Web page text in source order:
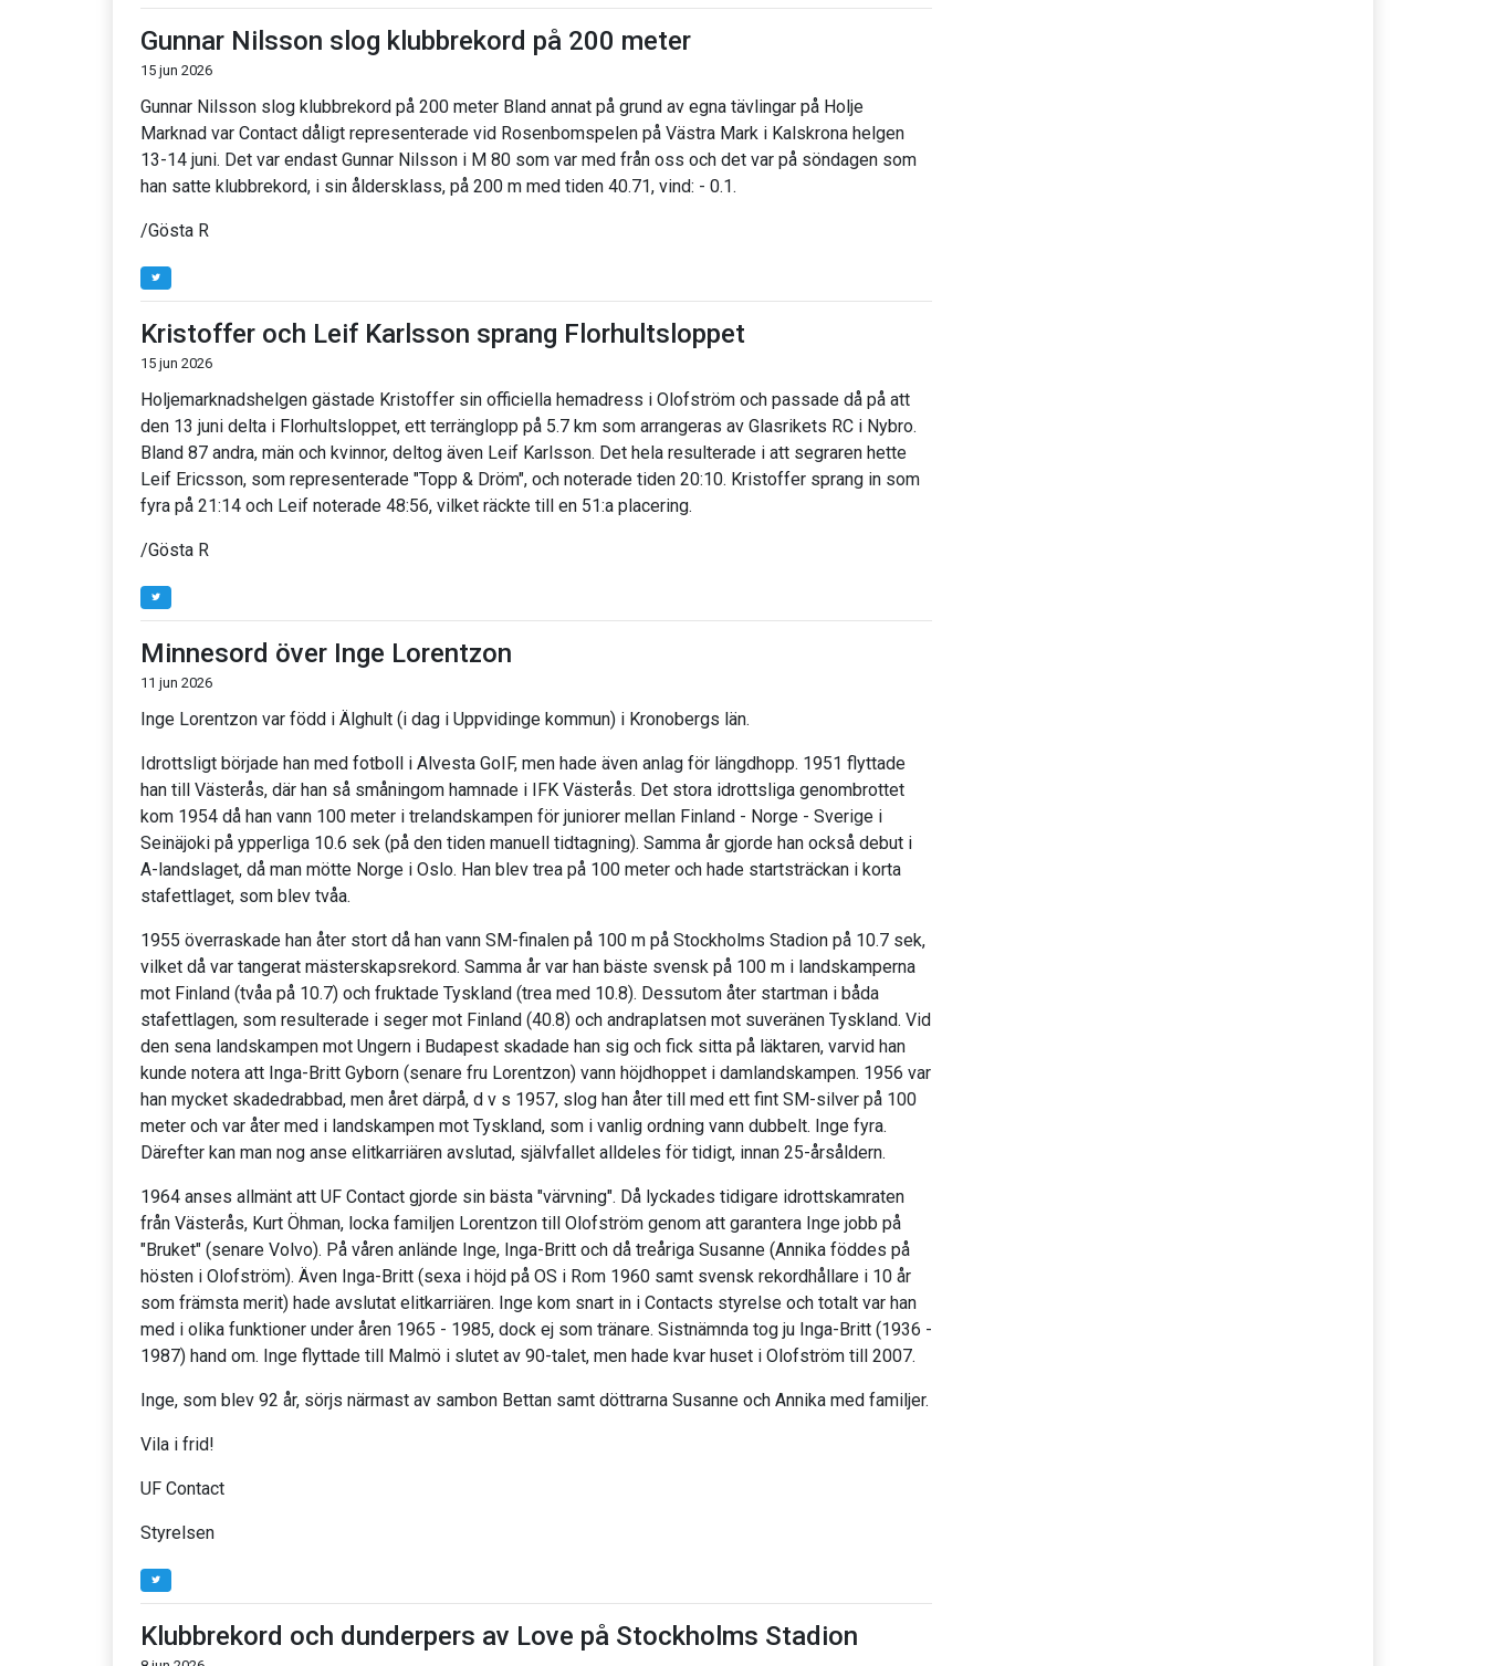
Gunnar Nilsson slog klubbrekord på 200 meter
15 jun 2026
Gunnar Nilsson slog klubbrekord på 200 meter Bland annat på grund av egna tävlingar på Holje
Marknad var Contact dåligt representerade vid Rosenbomspelen på Västra Mark i Kalskrona helgen
13-14 juni. Det var endast Gunnar Nilsson i M 80 som var med från oss och det var på söndagen som
han satte klubbrekord, i sin åldersklass, på 200 m med tiden 40.71, vind: - 0.1.
/Gösta R
Kristoffer och Leif Karlsson sprang Florhultsloppet
15 jun 2026
Holjemarknadshelgen gästade Kristoffer sin officiella hemadress i Olofström och passade då på att
den 13 juni delta i Florhultsloppet, ett terränglopp på 5.7 km som arrangeras av Glasrikets RC i Nybro.
Bland 87 andra, män och kvinnor, deltog även Leif Karlsson. Det hela resulterade i att segraren hette
Leif Ericsson, som representerade "Topp & Dröm", och noterade tiden 20:10. Kristoffer sprang in som
fyra på 21:14 och Leif noterade 48:56, vilket räckte till en 51:a placering.
/Gösta R
Minnesord över Inge Lorentzon
11 jun 2026
Inge Lorentzon var född i Älghult (i dag i Uppvidinge kommun) i Kronobergs län.
Idrottsligt började han med fotboll i Alvesta GoIF, men hade även anlag för längdhopp. 1951 flyttade
han till Västerås, där han så småningom hamnade i IFK Västerås. Det stora idrottsliga genombrottet
kom 1954 då han vann 100 meter i trelandskampen för juniorer mellan Finland - Norge - Sverige i
Seinäjoki på ypperliga 10.6 sek (på den tiden manuell tidtagning). Samma år gjorde han också debut i
A-landslaget, då man mötte Norge i Oslo. Han blev trea på 100 meter och hade startsträckan i korta
stafettlaget, som blev tvåa.
1955 överraskade han åter stort då han vann SM-finalen på 100 m på Stockholms Stadion på 10.7 sek,
vilket då var tangerat mästerskapsrekord. Samma år var han bäste svensk på 100 m i landskamperna
mot Finland (tvåa på 10.7) och fruktade Tyskland (trea med 10.8). Dessutom åter startman i båda
stafettlagen, som resulterade i seger mot Finland (40.8) och andraplatsen mot suveränen Tyskland. Vid
den sena landskampen mot Ungern i Budapest skadade han sig och fick sitta på läktaren, varvid han
kunde notera att Inga-Britt Gyborn (senare fru Lorentzon) vann höjdhoppet i damlandskampen. 1956 var
han mycket skadedrabbad, men året därpå, d v s 1957, slog han åter till med ett fint SM-silver på 100
meter och var åter med i landskampen mot Tyskland, som i vanlig ordning vann dubbelt. Inge fyra.
Därefter kan man nog anse elitkarriären avslutad, självfallet alldeles för tidigt, innan 25-årsåldern.
1964 anses allmänt att UF Contact gjorde sin bästa "värvning". Då lyckades tidigare idrottskamraten
från Västerås, Kurt Öhman, locka familjen Lorentzon till Olofström genom att garantera Inge jobb på
"Bruket" (senare Volvo). På våren anlände Inge, Inga-Britt och då treåriga Susanne (Annika föddes på
hösten i Olofström). Även Inga-Britt (sexa i höjd på OS i Rom 1960 samt svensk rekordhållare i 10 år
som främsta merit) hade avslutat elitkarriären. Inge kom snart in i Contacts styrelse och totalt var han
med i olika funktioner under åren 1965 - 1985, dock ej som tränare. Sistnämnda tog ju Inga-Britt (1936 -
1987) hand om. Inge flyttade till Malmö i slutet av 90-talet, men hade kvar huset i Olofström till 2007.
Inge, som blev 92 år, sörjs närmast av sambon Bettan samt döttrarna Susanne och Annika med familjer.
Vila i frid!
UF Contact
Styrelsen
Klubbrekord och dunderpers av Love på Stockholms Stadion